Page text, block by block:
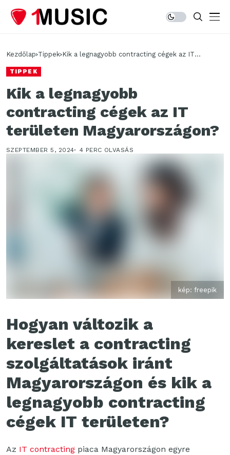
Kezdőlap Tippek Kik a legnagyobb contracting cégek az IT
TIPPEK
Kik a legnagyobb
contracting cégek az IT
területen Magyarországon?
SZEPTEMBER 5, 2024 4 PERC OLVASÁS
kép: freepik
Hogyan változik a
kereslet a contracting
szolgáltatások iránt
Magyarországon és kik a
legnagyobb contracting
cégek IT területen?
Az IT contracting piaca Magyarországon egyre